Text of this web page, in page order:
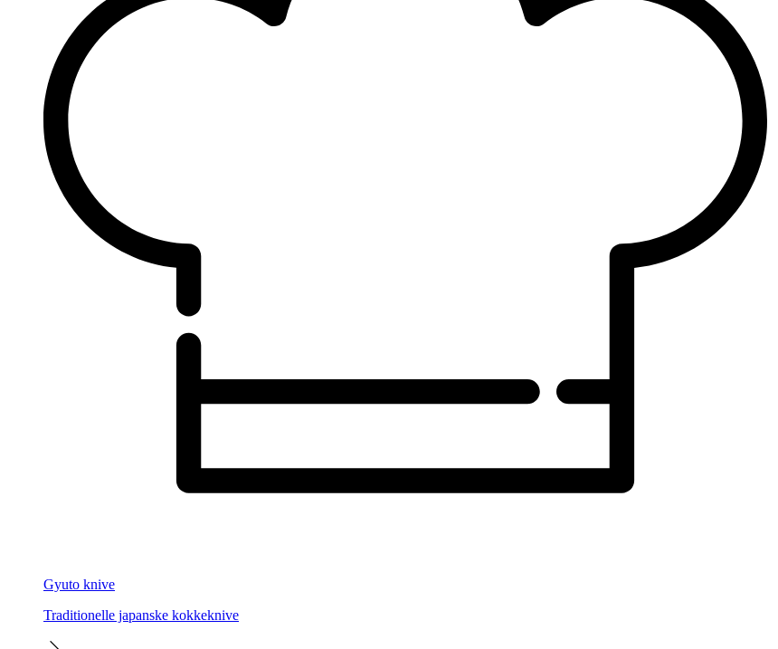
Gyuto knive
Traditionelle japanske kokkeknive